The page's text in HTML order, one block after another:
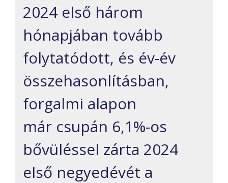
2024 első három
hónapjában tovább
folytatódott, és év-év
összehasonlításban,
forgalmi alapon
már csupán 6,1%-os
bővüléssel zárta 2024
első negyedévét a